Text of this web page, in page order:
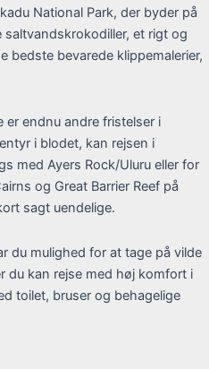
National Park, der byder på
et rigt og
bedste bevarede klippemalerier,
er endnu andre fristelser i
i blodet, kan rejsen i
med Ayers Rock/Uluru eller for
og Great Barrier Reef på
sagt uendelige.
du mulighed for at tage på vilde
du kan rejse med høj komfort i
toilet, bruser og behagelige